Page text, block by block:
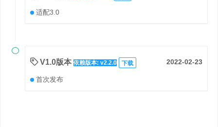
适配3.0

V1.0版本 依赖版本: v2.2.0 2022-02-23
下载
首次发布